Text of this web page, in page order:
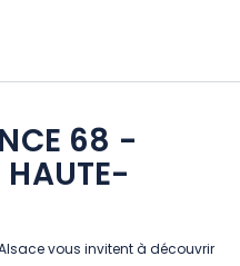
68 -
HAUTE-
vous invitent à découvrir